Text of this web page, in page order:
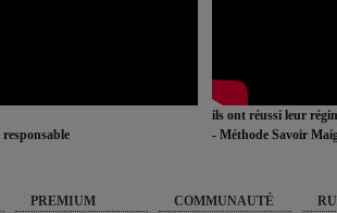
ils ont réussi leur
- Méthode Savoir
PREMIUM COMMUNAUTÉ